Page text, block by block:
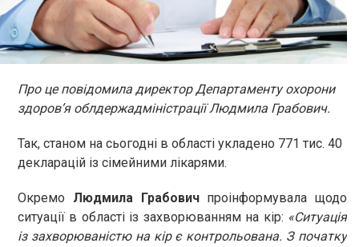
Про це повідомила директор Департаменту охорони
здоров’я облдержадміністрації Людмила Грабович.
Так, станом на сьогодні в області укладено 771 тис. 40
декларацій із сімейними лікарями.
Окремо Людмила Грабовичпроінформувала щодо
ситуації в області із захворюванням на кір: «Ситуація
із захворюваністю на кір є контрольована. З початку